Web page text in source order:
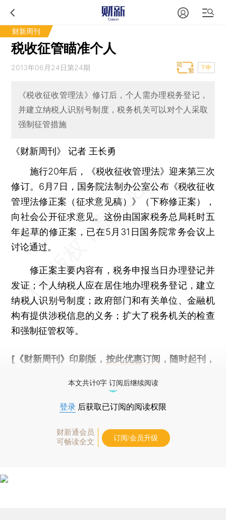
财新周刊
税收征管瞄准个人
2013年06月24日第24期 T中
《税收征收管理法》修订后，个人需办理税务登记，
并建立纳税人识别号制度，税务机关可以对个人采取
强制征管措施
《财新周刊》 记者 王长勇
施行20年后，《税收征收管理法》迎来第三次
修订。6月7日，国务院法制办公室公布《税收征收
管理法修正案（征求意见稿）》（下称修正案），
向社会公开征求意见。这份由国家税务总局耗时五
年起草的修正案，已在5月31日国务院常务会议上
讨论通过。
修正案主要内容有，税务申报当日办理登记并
发证；个人纳税人应在居住地办理税务登记，建立
纳税人识别号制度；政府部门和有关单位、金融机
构有提供涉税信息的义务；扩大了税务机关的检查
和强制征管权等。
[《财新周刊》印刷版， 按此优惠订阅 ，随时起刊，
本文共计0字 订阅后继续阅读
登录 后获取已订阅的阅读权限
财新通会员
可畅读全文
订阅/会员升级